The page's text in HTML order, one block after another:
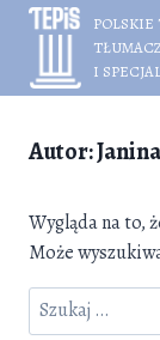
Przejdź
treści
POLSKIE
I
Autor:
Wygląda na to,
Może
Szukaj: